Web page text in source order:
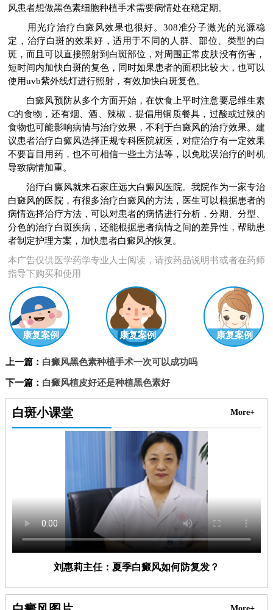
风患者想做黑色素细胞种植手术需要病情处在稳定期。
用光疗治疗白癜风效果也很好。308准分子激光的光源稳
定，治疗白斑的效果好，适用于不同的人群、部位、类型的白
斑，而且可以直接照射到白斑部位，对周围正常皮肤没有伤害，
短时间内加快白斑的复色，同时如果患者的面积比较大，也可以
使用uvb紫外线灯进行照射，有效加快白斑复色。
白癜风预防从多个方面开始，在饮食上平时注意要忌维生素
C的食物，还有烟、酒、辣椒，提倡用铜质餐具，过酸或过辣的
食物也可能影响病情与治疗效果，不利于白癜风的治疗效果。建
议患者治疗白癜风选择正规专科医院就医，对症治疗有一定效果
不要盲目用药，也不可相信一些土方法等，以免耽误治疗的时机
导致病情加重。
治疗白癜风就来石家庄远大白癜风医院。我院作为一家专治
白癜风的医院，有很多治疗白癜风的方法，医生可以根据患者的
病情选择治疗方法，可以对患者的病情进行分析，分期、分型、
分色的治疗白斑疾病，还能根据患者病情之间的差异性，帮助患
者制定护理方案，加快患者白癜风的恢复。
本广告仅供医学药学专业人士阅读，请按药品说明书或者在药师
指导下购买和使用
康复案例 康复案例 康复案例
上一篇： 白癜风黑色素种植手术一次可以成功吗
下一篇： 白癜风植皮好还是种植黑色素好
白斑小课堂 More+
刘惠莉主任：夏季白癜风如何防复发？